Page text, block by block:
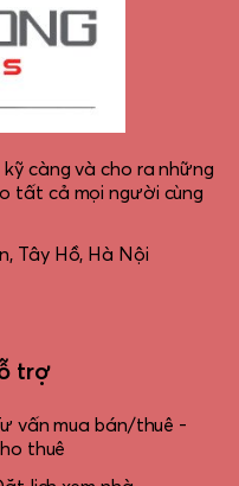
càng và cho ra những
tất cả mọi người cùng
Tây Hồ, Hà Nội
trợ
vấn mua bán/thuê -
thuê